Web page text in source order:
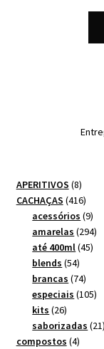
APERITIVOS 88
CACHAÇAS 416416
acessórios 99
amarelas 294294
até 400ml 4545
blends 5454
brancas 7474
especiais 105105
kits 2626
produtos
saborizadas 21
compostos 44